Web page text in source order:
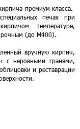
премиум-класса.
печах при
температуре,
(до М400).
вручную кирпич,
с неровными гранями,
и реставрации